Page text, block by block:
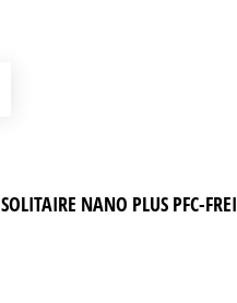
SOLITAIRE NANO PLUS PFC-FREI